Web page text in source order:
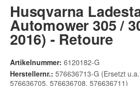
Husqvarna
Automower 305 /
2016) - Retoure
Artikelnummer: 6120182-G
Herstellernr.: 576636713-G (Ersetzt
576636705, 576636708, 576636711)